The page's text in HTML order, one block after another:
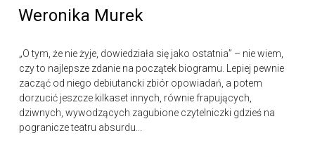
Weronika Murek
„O tym, że nie żyje, dowiedziała się jako ostatnia” – nie wiem,
czy to najlepsze zdanie na początek biogramu. Lepiej pewnie
zacząć od niego debiutancki zbiór opowiadań, a potem
dorzucić jeszcze kilkaset innych, równie frapujących,
dziwnych, wywodzących zagubione czytelniczki gdzieś na
pogranicze teatru absurdu...